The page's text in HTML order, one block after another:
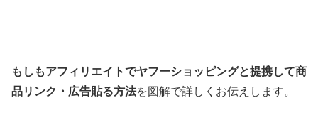
もしもアフィリエイトでヤフーショッピングと提携して商
品リンク・広告貼る方法を図解で詳しくお伝えします。